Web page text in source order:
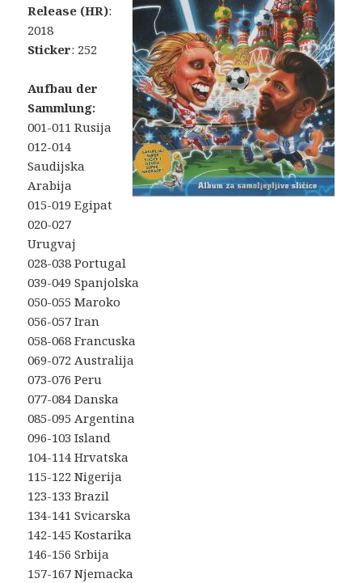
Release (HR):
2018
Sticker: 252
Aufbau der
Sammlung:
001-011 Rusija
012-014
Saudijska
Arabija
015-019 Egipat
020-027
Urugvaj
028-038 Portugal
039-049 Spanjolska
050-055 Maroko
056-057 Iran
058-068 Francuska
069-072 Australija
073-076 Peru
077-084 Danska
085-095 Argentina
096-103 Island
104-114 Hrvatska
115-122 Nigerija
123-133 Brazil
134-141 Svicarska
142-145 Kostarika
146-156 Srbija
157-167 Njemacka